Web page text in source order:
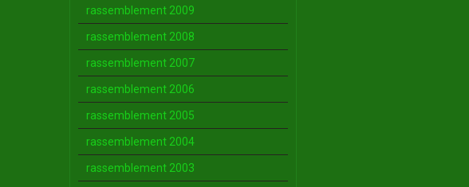
rassemblement 2009
rassemblement 2008
rassemblement 2007
rassemblement 2006
rassemblement 2005
rassemblement 2004
rassemblement 2003